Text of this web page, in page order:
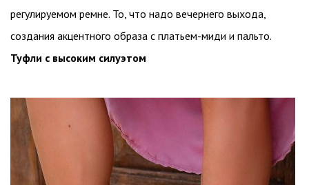
регулируемом ремне. То, что надо вечернего выхода,
создания акцентного образа с платьем-миди и пальто.
Туфли с высоким силуэтом